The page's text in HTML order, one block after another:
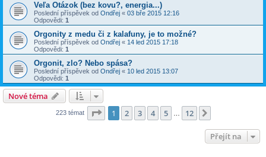
Veľa Otázok (bez kovu?, energia...)
Poslední příspěvek od Ondřej « 03 bře 2015 12:16
Odpovědi: 1
Orgonity z medu či z kalafuny, je to možné?
Poslední příspěvek od Ondřej « 14 led 2015 17:18
Odpovědi: 1
Orgonit, zlo? Nebo spása?
Poslední příspěvek od Ondřej « 10 led 2015 13:07
Odpovědi: 1
Nové téma
223 témat Stránka z 12
1 2 3 4 5 12
Přejít na